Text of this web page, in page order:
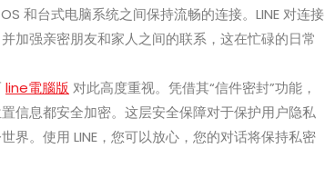
和台式电脑系统之间保持流畅的连接。LINE 对连接
加强亲密朋友和家人之间的联系，这在忙碌的日常
line電腦版 对此高度重视。凭借其“信件密封”功能，
信息都安全加密。这层安全保障对于保护用户隐私
界。使用 LINE，您可以放心，您的对话将保持私密